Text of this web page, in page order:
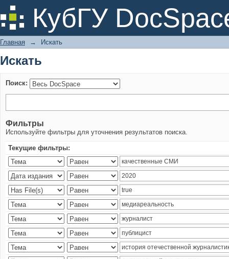
КубГУ
Искать
Главная → Искать
Искать
Поиск:
Фильтры
Используйте фильтры для уточнения результатов поиска.
Текущие фильтры: